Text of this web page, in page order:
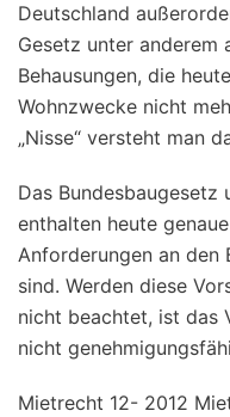
Deutschland
Gesetz unter anderem
Behausungen, die
Wohnzwecke nicht
„Nisse“ versteht man
Das Bundesbaugesetz
enthalten heute
Anforderungen an den
sind. Werden diese
nicht beachtet, ist das
nicht
Mietrecht 12- 2012